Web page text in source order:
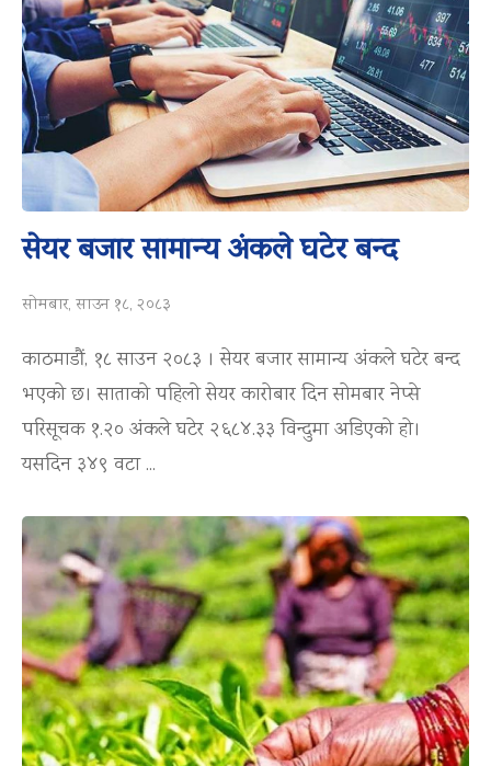
सेयर बजार सामान्य अंकले घटेर बन्द
सोमबार, साउन १८, २०८३
काठमाडौं, १८ साउन २०८३ । सेयर बजार सामान्य अंकले घटेर बन्द
भएको छ। साताको पहिलो सेयर कारोबार दिन सोमबार नेप्से
परिसूचक १.२० अंकले घटेर २६८४.३३ विन्दुमा अडिएको हो।
यसदिन ३४९ वटा ...